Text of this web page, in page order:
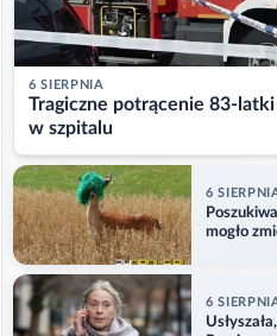
6 SIERPNIA
Tragiczne potrącenie 83-
w szpitalu
6
mogło
6